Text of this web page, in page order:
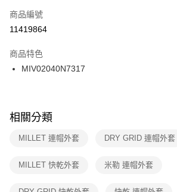
【「AFTEE先享後付」結帳流程】
１．於結帳方式選擇「AFTEE先享後付」後，將跳
２．訂單成立數日內，您將收到繳費通知簡訊。
３．收到繳費通知簡訊後14天內，點擊此簡訊中的
ATM／網路銀行／等多元方式進行付款，方視為交易
※ 交易是否成功請以「AFTEE先享後付 」之結帳頁
是否繳費成功／繳費後需取消欲退款等相關疑問，
客戶支援中心」https://
１．透過由恩沛科技股份有限公司提供之「AFTEE
權轉讓予恩沛科技股份有限公司。
宅配
每筆NT$100，滿NT$1,500(含以上)免運費
付款後門市自取
每筆NT$100，滿NT$1,500(含以上)免運費
商品編號
11419864
商品特色
MIV02040N7317
相關分類
MILLET 連帽外套 DRY GRID 連帽外套
MILLET 快乾外套 米勒 連帽外套